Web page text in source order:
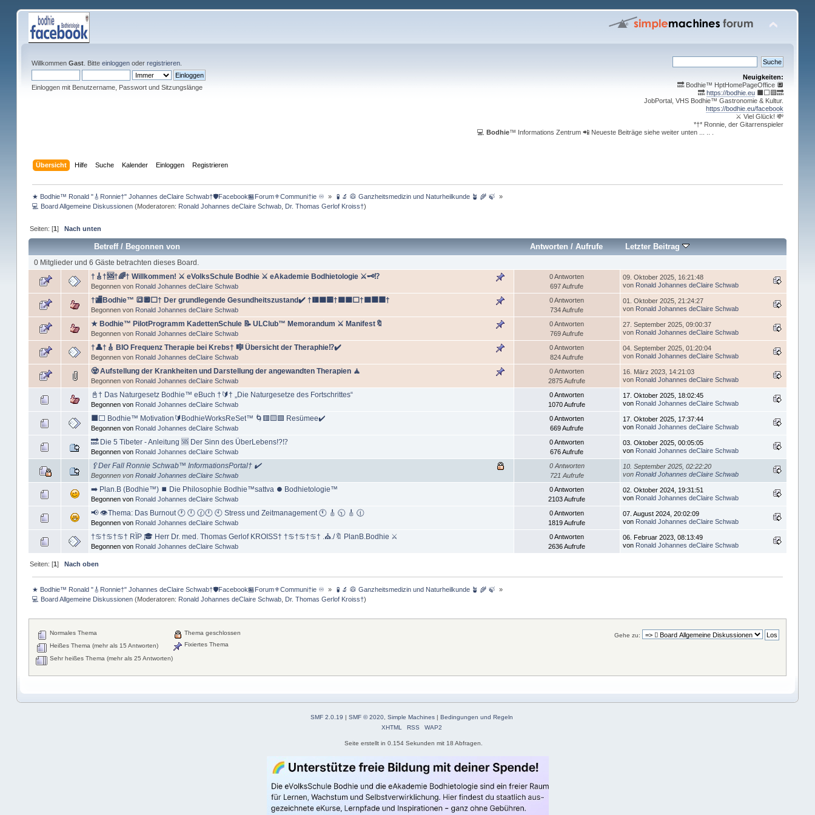
Willkommen Gast. Bitte einloggenoder registrieren.
Einloggen mit Benutzername, Passwort und Sitzungslänge
Neuigkeiten:
🔜 Bodhie™ HptHomePageOffice 🔲
🔜https://bodhie.eu ⬛️⬜️🟪🔜
JobPortal, VHS Bodhie™ Gastronomie & Kultur.
https://bodhie.eu/facebook
⚔ Viel Glück! 💸
*†* Ronnie, der Gitarrenspieler
💻Bodhie™ Informations Zentrum 📲 Neueste Beiträge siehe weiter unten ... .. .
Übersicht Hilfe Suche Kalender Einloggen Registrieren
★ Bodhie™ Ronald "🎸Ronnie†" Johannes deClaire Schwab†🛡️Facebook🏪Forum⚜️Communi†ie ♾️ » 🧪 🔬 🥼 Ganzheitsmedizin und Naturheilkunde 🪴 🌾 🍃 »
💻 Board Allgemeine Diskussionen (Moderatoren: Ronald Johannes deClaire Schwab Dr. Thomas Gerlof Kroiss†)
Seiten: [1]Nach unten
Betreff/ Begonnen von Antworten /Aufrufe Letzter Beitrag
0 Mitglieder und 6 Gäste betrachten dieses Board.
†🎸†🆘†🌈† Willkommen! ⚔ eVolksSchule Bodhie ⚔ eAkademie Bodhietologie ⚔🗝️⁉️
Begonnen von Ronald Johannes deClaire Schwab
0 Antworten
697 Aufrufe
09. Oktober 2025, 16:21:48
von Ronald Johannes deClaire Schwab
†🏬Bodhie™ 🔳🔲⬜️† Der grundlegende Gesundheitszustand✔️ †🟥🟧🟨†🟩🟦⬜️†🟪⬛️⬛️†
Begonnen von Ronald Johannes deClaire Schwab
0 Antworten
734 Aufrufe
01. Oktober 2025, 21:24:27
von Ronald Johannes deClaire Schwab
★ Bodhie™ PilotProgramm KadettenSchule 📝 ULClub™ Memorandum ⚔ Manifest🔖
Begonnen von Ronald Johannes deClaire Schwab
0 Antworten
769 Aufrufe
27. September 2025, 09:00:37
von Ronald Johannes deClaire Schwab
†👤†🎸 BIO Frequenz Therapie bei Krebs† 🎼 Übersicht der Theraphie⁉️✔️
Begonnen von Ronald Johannes deClaire Schwab
0 Antworten
824 Aufrufe
04. September 2025, 01:20:04
von Ronald Johannes deClaire Schwab
🧟 Aufstellung der Krankheiten und Darstellung der angewandten Therapien 🧘
Begonnen von Ronald Johannes deClaire Schwab
0 Antworten
2875 Aufrufe
16. März 2023, 14:21:03
von Ronald Johannes deClaire Schwab
📓† Das Naturgesetz Bodhie™ eBuch †🔰† „Die Naturgesetze des Fortschrittes“
Begonnen von Ronald Johannes deClaire Schwab
0 Antworten
1070 Aufrufe
17. Oktober 2025, 18:02:45
von Ronald Johannes deClaire Schwab
⬛️⬜️ Bodhie™ Motivation🔰BodhieWorksReSet™ 🌀🟥🟨🟩 Resümee✔️
Begonnen von Ronald Johannes deClaire Schwab
0 Antworten
669 Aufrufe
17. Oktober 2025, 17:37:44
von Ronald Johannes deClaire Schwab
🔜 Die 5 Tibeter - Anleitung 🆘 Der Sinn des ÜberLebens!?⁉️
Begonnen von Ronald Johannes deClaire Schwab
0 Antworten
676 Aufrufe
03. Oktober 2025, 00:05:05
von Ronald Johannes deClaire Schwab
🥄Der Fall Ronnie Schwab™ InformationsPortal† ✔️
Begonnen von Ronald Johannes deClaire Schwab
0 Antworten
721 Aufrufe
10. September 2025, 02:22:20
von Ronald Johannes deClaire Schwab
➡️ Plan.B (Bodhie™) ⏹ Die Philosophie Bodhie™sattva ⏺ Bodhietologie™
Begonnen von Ronald Johannes deClaire Schwab
0 Antworten
2103 Aufrufe
02. Oktober 2024, 19:31:51
von Ronald Johannes deClaire Schwab
📢 👁‍Thema: Das Burnout 🕐 🕛 🕜🕛 🕙 Stress und Zeitmanagement 🕚 🎸 🕥 🎸 🕧
Begonnen von Ronald Johannes deClaire Schwab
0 Antworten
1819 Aufrufe
07. August 2024, 20:02:09
von Ronald Johannes deClaire Schwab
†♋†♋†♋† RÏP 🎓 Herr Dr. med. Thomas Gerlof KROISS† †♋†♋†♋† .⛪./🔖 PlanB.Bodhie ⚔
Begonnen von Ronald Johannes deClaire Schwab
0 Antworten
2636 Aufrufe
06. Februar 2023, 08:13:49
von Ronald Johannes deClaire Schwab
Seiten: [1]Nach oben
★ Bodhie™ Ronald "🎸Ronnie†" Johannes deClaire Schwab†🛡️Facebook🏪Forum⚜️Communi†ie ♾️ » 🧪 🔬 🥼 Ganzheitsmedizin und Naturheilkunde 🪴 🌾 🍃 »
💻 Board Allgemeine Diskussionen (Moderatoren: Ronald Johannes deClaire Schwab Dr. Thomas Gerlof Kroiss†)
Gehe zu:
Normales Thema
Heißes Thema (mehr als 15 Antworten)
Sehr heißes Thema (mehr als 25 Antworten)
Thema geschlossen
Fixiertes Thema
SMF 2.0.19 |SMF © 2020,Simple Machines |Bedingungen und Regeln
XHTML
RSS WAP2
Seite erstellt in 0.154 Sekunden mit 18 Abfragen.